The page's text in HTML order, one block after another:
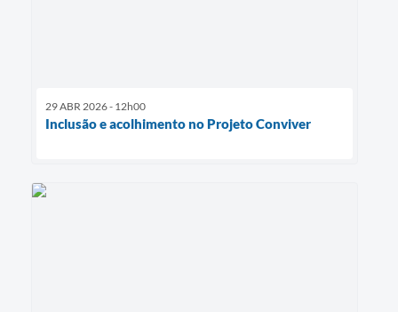
29 ABR 2026 - 12h00
Inclusão e acolhimento no Projeto Conviver